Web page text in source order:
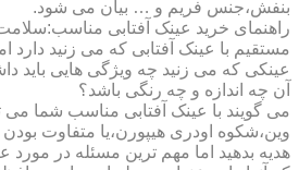
بنفش،جنس فریم و … بیان می شود.
راهنمای خرید عینک آفتابی
مستقیم با عینک آفتابی که می زنید دارد
عینکی که می زنید چه ویژگی هایی باید
آن چه اندازه و چه رنگی باشد؟
می گویند با عینک آفتابی مناسب شما می
وین،شکوه اودری هیپورن،یا متفاوت بودن
هدیه بدهید اما مهم ترین مسئله در مورد